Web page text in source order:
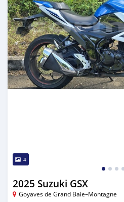
4
2025 Suzuki GSX
Goyaves de Grand Baie–Montagne